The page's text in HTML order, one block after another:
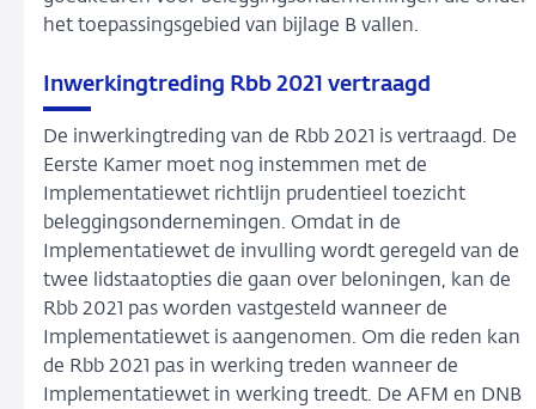
het toepassingsgebied van bijlage B vallen.
Inwerkingtreding Rbb 2021 vertraagd
De inwerkingtreding van de Rbb 2021 is vertraagd. De
Eerste Kamer moet nog instemmen met de
Implementatiewet richtlijn prudentieel toezicht
beleggingsondernemingen. Omdat in de
Implementatiewet de invulling wordt geregeld van de
twee lidstaatopties die gaan over beloningen, kan de
Rbb 2021 pas worden vastgesteld wanneer de
Implementatiewet is aangenomen. Om die reden kan
de Rbb 2021 pas in werking treden wanneer de
Implementatiewet in werking treedt. De AFM en DNB